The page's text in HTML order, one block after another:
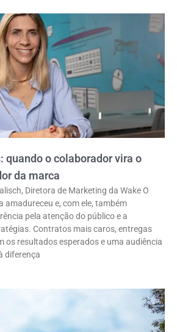
quando o colaborador vira o
da marca
Diretora de Marketing da Wake O
amadureceu e, com ele, também
pela atenção do público e a
Contratos mais caros, entregas
os resultados esperados e uma audiência
diferença